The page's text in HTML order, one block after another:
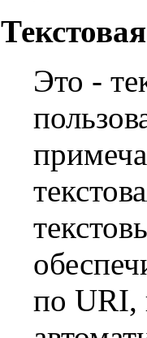
Это -
по URI,